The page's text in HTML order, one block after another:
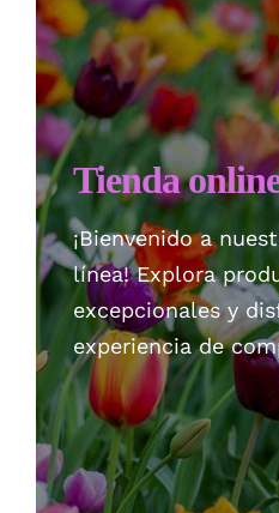
Checkout
Politica de privacidad
Tienda
¡Bienvenido a
línea! Explora
excepcionales y
experiencia de